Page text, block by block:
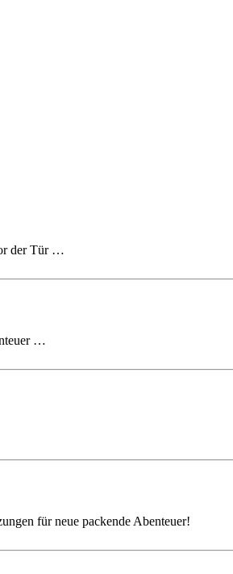
der Tür …
…
für neue packende Abenteuer!